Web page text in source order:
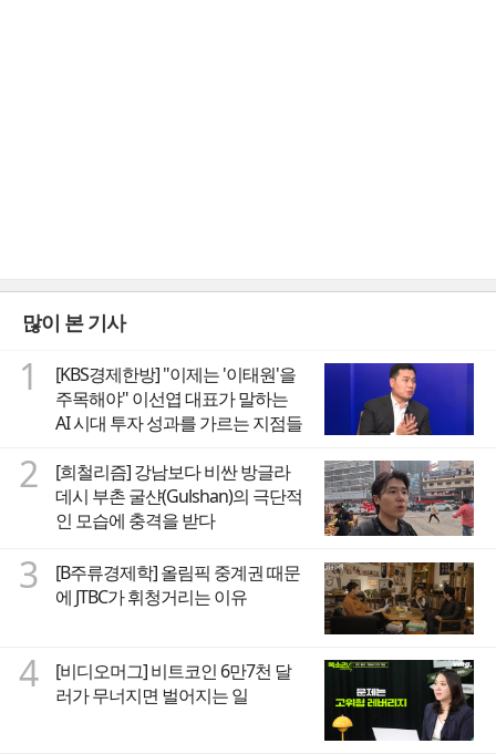
많이 본 기사
1
[KBS경제한방] "이제는 '이태원'을
주목해야" 이선엽 대표가 말하는
AI 시대 투자 성과를 가르는 지점들
2
[희철리즘] 강남보다 비싼 방글라
데시 부촌 굴샨(Gulshan)의 극단적
인 모습에 충격을 받다
3
[B주류경제학] 올림픽 중계권 때문
에 JTBC가 휘청거리는 이유
4
[비디오머그] 비트코인 6만7천 달
러가 무너지면 벌어지는 일